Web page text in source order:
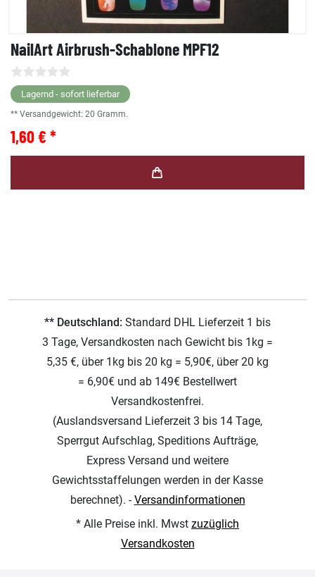
NailArt Airbrush-Schablone MPF12
Lagernd - sofort lieferbar
** Versandgewicht: 20 Gramm.
1,60 € *
** Deutschland: Standard DHL Lieferzeit 1 bis
3 Tage, Versandkosten nach Gewicht bis 1kg =
5,35 €, über 1kg bis 20 kg = 5,90€, über 20 kg
= 6,90€ und ab 149€ Bestellwert
Versandkostenfrei.
(Auslandsversand Lieferzeit 3 bis 14 Tage,
Sperrgut Aufschlag, Speditions Aufträge,
Express Versand und weitere
Gewichtsstaffelungen werden in der Kasse
berechnet). -Versandinformationen
* Alle Preise inkl. Mwst zuzüglich
Versandkosten